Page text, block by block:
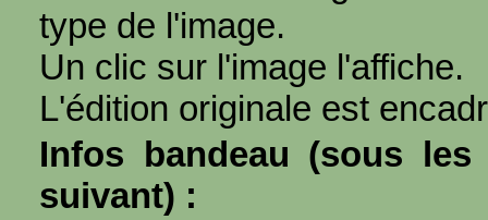
type de l'image.
Un clic sur l'image l'affiche.
L'édition originale est
Infos bandeau (sous
suivant) :